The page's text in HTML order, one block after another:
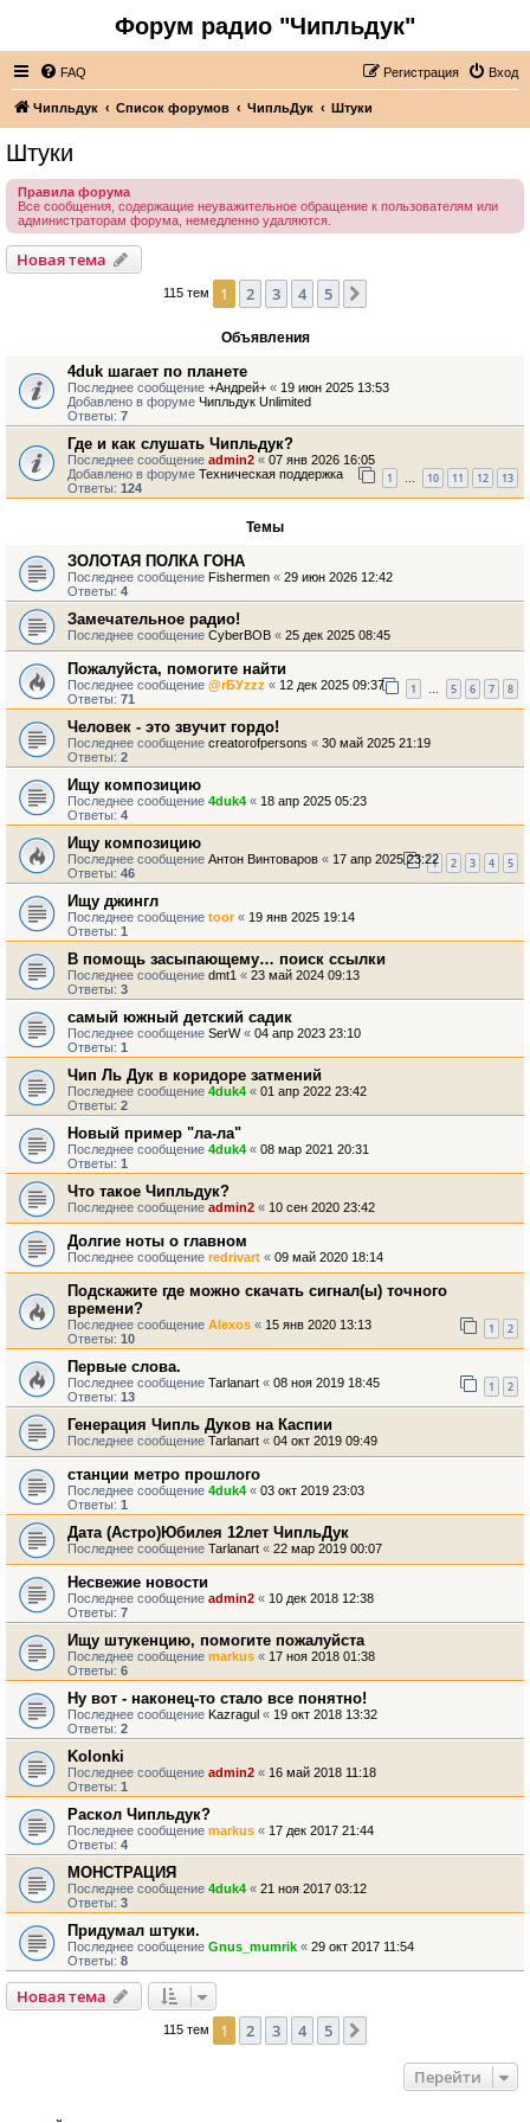
Форум радио "Чипльдук"
FAQ Вход
Регистрация
Чипльдук Список форумов ЧипльДук Штуки
Штуки
Правила форума
Все сообщения, содержащие неуважительное обращение к пользователям или
администраторам форума, немедленно удаляются.
Новая тема
115 тем 1 2 3 4 5
Объявления
4duk шагает по планете
Последнее сообщение +Андрей+ « 19 июн 2025 13:53
Добавлено в форуме Чипльдук Unlimited
Ответы: 7
Где и как слушать Чипльдук?
Последнее сообщение admin2 « 07 янв 2026 16:05
Добавлено в форуме Техническая поддержка
Ответы: 124
1 … 10 11 12 13
Темы
ЗОЛОТАЯ ПОЛКА ГОНА
Последнее сообщение Fishermen « 29 июн 2026 12:42
Ответы: 4
Замечательное радио!
Последнее сообщение CyberBOB « 25 дек 2025 08:45
Пожалуйста, помогите найти
Последнее сообщение @rБУzzz « 12 дек 2025 09:37
Ответы: 71
1 … 5 6 7 8
Человек - это звучит гордо!
Последнее сообщение creatorofpersons « 30 май 2025 21:19
Ответы: 2
Ищу композицию
Последнее сообщение 4duk4 « 18 апр 2025 05:23
Ответы: 4
Ищу композицию
Последнее сообщение Антон Винтоваров « 17 апр 2025 23:22
Ответы: 46
1 2 3 4 5
Ищу джингл
Последнее сообщение toor« 19 янв 2025 19:14
Ответы: 1
В помощь засыпающему… поиск ссылки
Последнее сообщение dmt1 « 23 май 2024 09:13
Ответы: 3
самый южный детский садик
Последнее сообщение SerW« 04 апр 2023 23:10
Ответы: 1
Чип Ль Дук в коридоре затмений
Последнее сообщение 4duk4 « 01 апр 2022 23:42
Ответы: 2
Новый пример "ла-ла"
Последнее сообщение 4duk4 « 08 мар 2021 20:31
Ответы: 1
Что такое Чипльдук?
Последнее сообщение admin2 « 10 сен 2020 23:42
Долгие ноты о главном
Последнее сообщение redrivart « 09 май 2020 18:14
Подскажите где можно скачать сигнал(ы) точного
времени?
Последнее сообщение Alexos « 15 янв 2020 13:13
Ответы: 10
1 2
Первые слова.
Последнее сообщение Tarlanart « 08 ноя 2019 18:45
Ответы: 13
1 2
Генерация Чипль Дуков на Каспии
Последнее сообщение Tarlanart « 04 окт 2019 09:49
станции метро прошлого
Последнее сообщение 4duk4 « 03 окт 2019 23:03
Ответы: 1
Дата (Астро)Юбилея 12лет ЧипльДук
Последнее сообщение Tarlanart « 22 мар 2019 00:07
Несвежие новости
Последнее сообщение admin2 « 10 дек 2018 12:38
Ответы: 7
Ищу штукенцию, помогите пожалуйста
Последнее сообщение markus « 17 ноя 2018 01:38
Ответы: 6
Ну вот - наконец-то стало все понятно!
Последнее сообщение Kazragul « 19 окт 2018 13:32
Ответы: 2
Kolonki
Последнее сообщение admin2 « 16 май 2018 11:18
Ответы: 1
Раскол Чипльдук?
Последнее сообщение markus « 17 дек 2017 21:44
Ответы: 4
МОНСТРАЦИЯ
Последнее сообщение 4duk4 « 21 ноя 2017 03:12
Ответы: 3
Придумал штуки.
Последнее сообщение Gnus_mumrik « 29 окт 2017 11:54
Ответы: 8
Новая тема
115 тем 1 2 3 4 5
Перейти